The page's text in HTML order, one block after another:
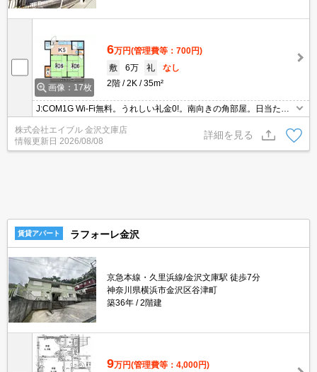
画像：17枚
6万円(管理費等：700円)
敷
6万 礼
なし
2階
2K 35m²
J:COM1G Wi-Fi無料。うれしい礼金0!。南向きの角部屋。日当たり
良好！心地よい室内環境！。オンライン内見対応可。駅近。駅まで
平坦。仲介手数料家賃の55%。当店のお薦め物件。
株式会社エイブル 金沢文庫店
情報更新日 2026/08/08
詳細を見る
賃貸アパート ラフォーレ金沢
京急本線・久里浜線/金沢文庫駅 徒歩7分
神奈川県横浜市金沢区谷津町
築36年
2階建
9万円(管理費等：4,000円)